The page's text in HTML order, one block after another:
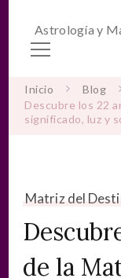
Astrología y
Inicio Blog
Descubre los 22
significado, luz y
Matriz del
de la